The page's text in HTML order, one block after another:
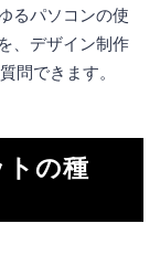
るパソコンの使
、デザイン制作
問できます。
トの種